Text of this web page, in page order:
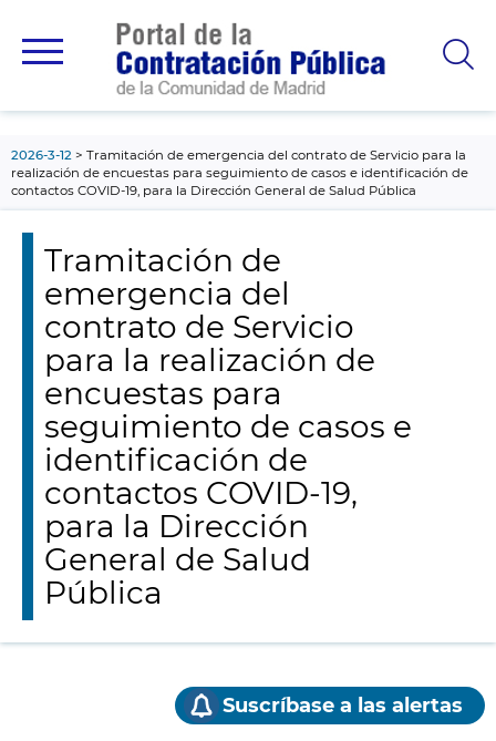
principal
2026-3-12
Tramitación de emergencia del contrato de Servicio para la
realización de encuestas para seguimiento de casos e identificación de
contactos COVID-19, para la Dirección General de Salud Pública
Tramitación de
emergencia del
contrato de Servicio
para la realización de
encuestas para
seguimiento de casos e
identificación de
contactos COVID-19,
para la Dirección
General de Salud
Pública
Suscríbase a las alertas